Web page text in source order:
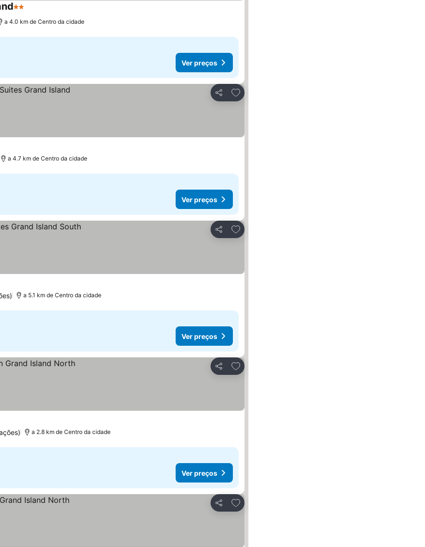
2 Estrelas
a 4.0 km de Centro da cidade
Ver preços
Partilhar
Adicionar aos favoritos
a 4.7 km de Centro da cidade
Ver preços
Partilhar
Adicionar aos favoritos
a 5.1 km de Centro da cidade
Ver preços
Partilhar
Adicionar aos favoritos
a 2.8 km de Centro da cidade
Ver preços
Partilhar
Adicionar aos favoritos